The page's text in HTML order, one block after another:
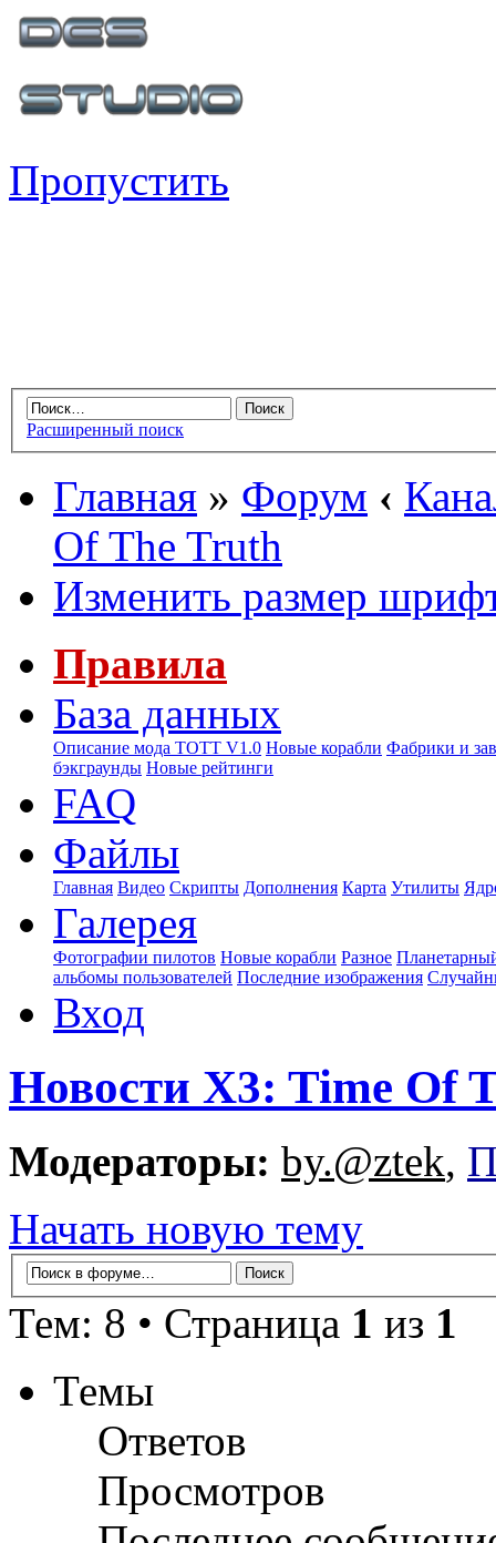
Пропустить
Расширенный поиск
Главная » Форум ‹
Of The Truth
Изменить размер
Правила
База данных
Описание мода ТОТТ V1.0 Новые корабли Фабрики и
бэкграунды Новые рейтинги
FAQ
Файлы
Главная Видео Скрипты Дополнения Карта Утилиты
Галерея
Фотографии пилотов Новые корабли Разное
альбомы пользователей Последние изображения
Вход
Новости X3: Time Of
Модераторы: by.@ztek,
Начать новую тему
Тем: 8 • Страница 1 из 1
Темы
Ответов
Просмотров